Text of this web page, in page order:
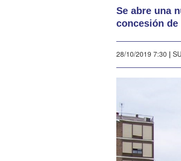
Se abre una
concesión
28/10/2019 7:30 |